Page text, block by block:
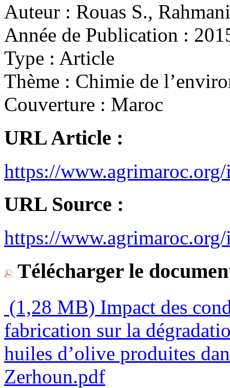
Auteur : Rouas S.,
Année de Publication :
Type : Article
Thème : Chimie de
Couverture : Maroc
URL Article :
https://
URL Source :
https://
Télécharger le
(1,28 MB) Impact des
fabrication sur la
huiles d’olive produites
Zerhoun.pdf